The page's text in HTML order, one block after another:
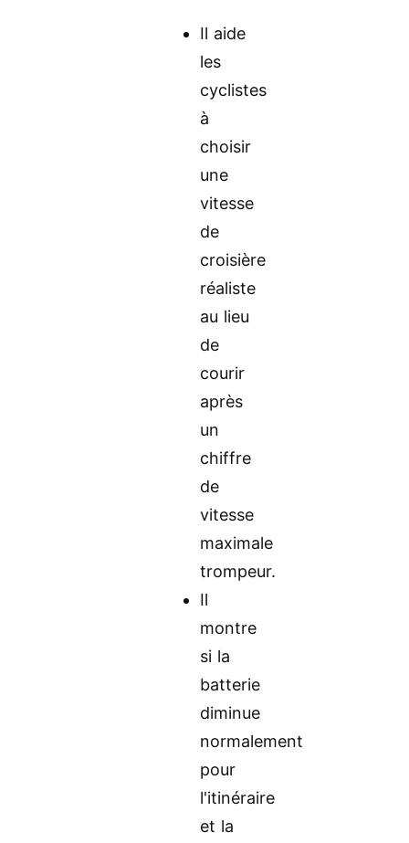
Il aide
les
cyclistes
à
choisir
une
vitesse
de
croisière
réaliste
au lieu
de
courir
après
un
chiffre
de
vitesse
maximale
trompeur.
Il
montre
si la
batterie
diminue
normalement
pour
l'itinéraire
et la